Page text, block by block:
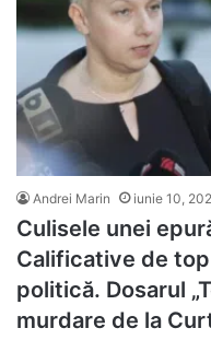
Andrei Marin iunie 10,
Culisele unei
Calificative de
politică. Dosarul
murdare de la